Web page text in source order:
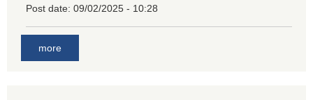
Post date: 09/02/2025 - 10:28
more